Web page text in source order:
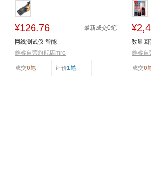
¥126.76 最新成交0笔
网线测试仪 智能
雄睿自营旗舰店mro
成交0笔 评价1笔
数显回
雄睿自
成交0